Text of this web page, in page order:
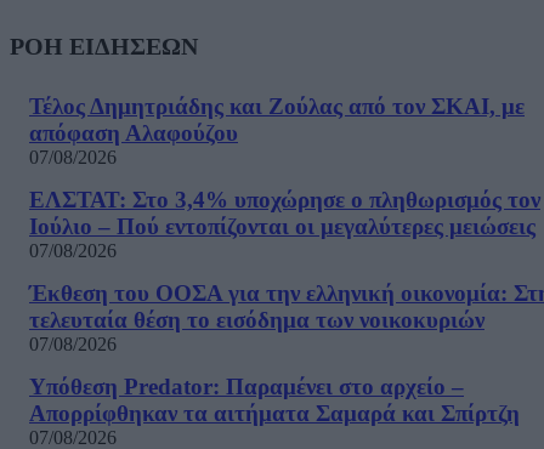
ΡΟΗ ΕΙΔΗΣΕΩΝ
Τέλος Δημητριάδης και Ζούλας από τον ΣΚΑΙ, με
απόφαση Αλαφούζου
07/08/2026
ΕΛΣΤΑΤ: Στο 3,4% υποχώρησε ο πληθωρισμός τον
Ιούλιο – Πού εντοπίζονται οι μεγαλύτερες μειώσεις
07/08/2026
Έκθεση του ΟΟΣΑ για την ελληνική οικονομία:
τελευταία θέση το εισόδημα των νοικοκυριών
07/08/2026
Υπόθεση Predator: Παραμένει στο αρχείο –
Απορρίφθηκαν τα αιτήματα Σαμαρά και Σπίρτζη
07/08/2026